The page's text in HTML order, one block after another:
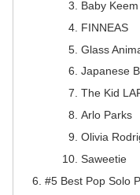
Baby Keem
FINNEAS
Glass
Japanese
The Kid
Arlo Parks
Olivia
Saweetie
#5 Best Pop Solo